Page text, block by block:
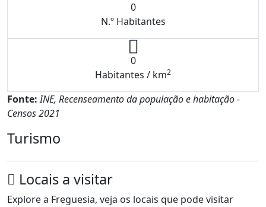
0
N.º Habitantes
0
Habitantes / km2
Fonte:INE, Recenseamento da população e habitação -
Censos 2021
Turismo
Locais a visitar
Explore a Freguesia, veja os locais que pode visitar